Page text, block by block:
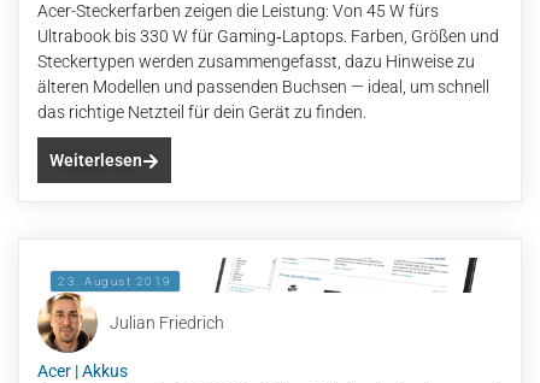
Acer-Steckerfarben zeigen die Leistung: Von 45 W fürs
Ultrabook bis 330 W für Gaming‑Laptops. Farben, Größen und
Steckertypen werden zusammengefasst, dazu Hinweise zu
älteren Modellen und passenden Buchsen — ideal, um schnell
das richtige Netzteil für dein Gerät zu finden.
Weiterlesen
23. August 2019
Julian Friedrich
Acer |Akkus